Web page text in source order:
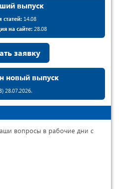
выпуск
14.08
на сайте:28.08
заявку
новый выпуск
28.07.2026.
вопросы в рабочие дни с